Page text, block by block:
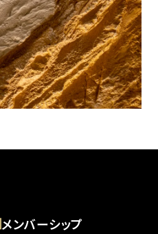
メンバーシップ